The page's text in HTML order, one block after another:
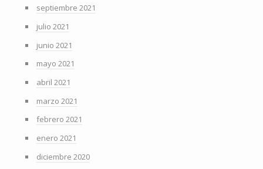
septiembre 2021
julio 2021
junio 2021
mayo 2021
abril 2021
marzo 2021
febrero 2021
enero 2021
diciembre 2020